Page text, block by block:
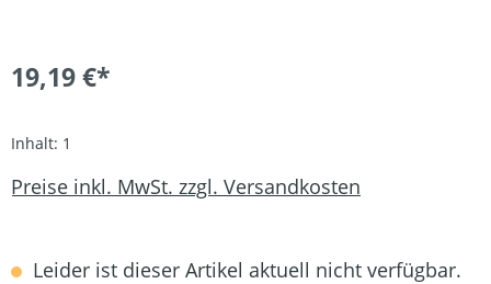
19,19 €*
Inhalt: 1
Preise inkl. MwSt. zzgl. Versandkosten
Leider ist dieser Artikel aktuell nicht verfügbar.